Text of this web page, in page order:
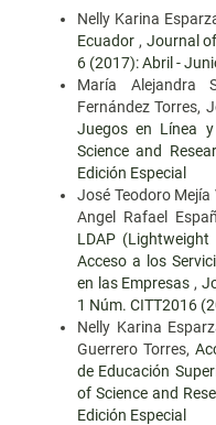
Nelly Karina
Ecuador , Journal
6 (2017): Abril -
María Alejandra
Fernández Torres,
Juegos en Línea
Science and
Edición Especial
José Teodoro Mejía
Angel Rafael
LDAP
Acceso a los
en las Empresas ,
1 Núm. CITT2016
Nelly Karina
Guerrero Torres,
de Educación
of Science and
Edición Especial